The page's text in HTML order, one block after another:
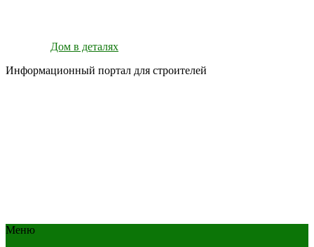
Дом в деталях
Информационный портал для строителей
Меню